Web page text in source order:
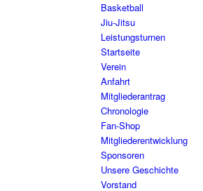
Basketball
Jiu-Jitsu
Leistungsturnen
Startseite
Verein
Anfahrt
Mitgliederantrag
Chronologie
Fan-Shop
Mitgliederentwicklung
Sponsoren
Unsere Geschichte
Vorstand